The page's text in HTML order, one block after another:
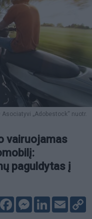
Asociatyvi „Adobestock“ nuotr.
vairuojamas
paguldytas į
FacebookMessenger
LinkedIn
Email